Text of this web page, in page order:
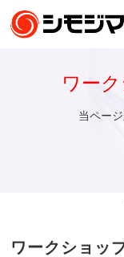
ワー
当ペー
ワークショッ